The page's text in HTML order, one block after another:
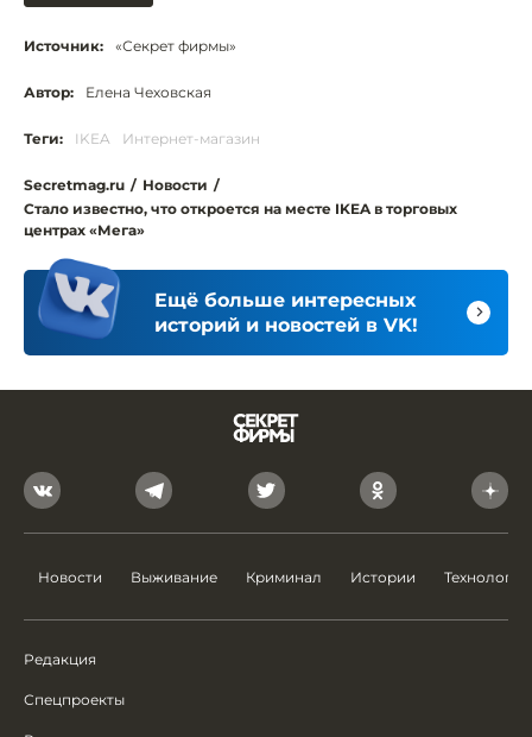
Источник: «Секрет фирмы»
Автор: Елена Чеховская
Теги: IKEA Интернет-магазин
Secretmag.ru / Новости /
Стало известно, что откроется на месте IKEA в торговых
центрах «Мега»
Ещё больше интересных
историй и новостей в VK!
Новости Выживание Криминал Истории Технологии
Редакция
Спецпроекты